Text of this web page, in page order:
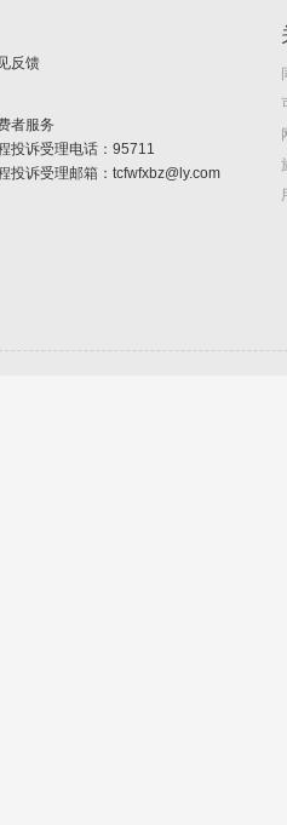
反馈
者服务
投诉受理电话：95711
投诉受理邮箱：tcfwfxbz@ly.com